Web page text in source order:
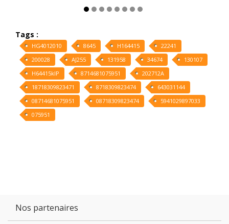
Tags :
HG4012010 8645 H164415
22241
200028
AJ255 131958 34674
130107
H64415kIP
8714681075951
202712A
18718309823471
8718309823474
643031144
08714681075951
08718309823474
5941029897033
075951
Nos partenaires